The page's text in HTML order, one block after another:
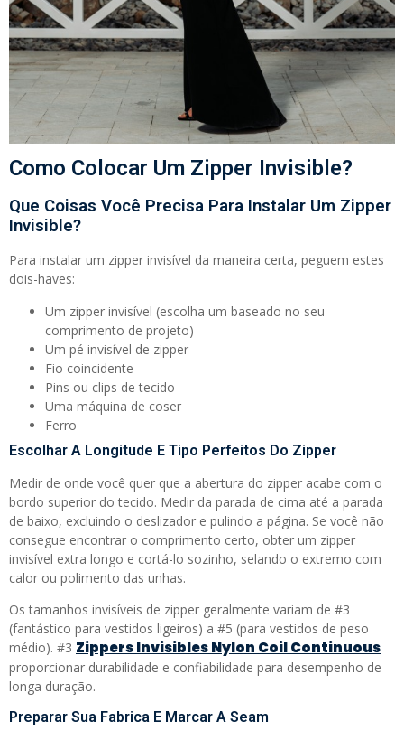
Como Colocar Um Zipper Invisible?
Que Coisas Você Precisa Para Instalar Um Zipper
Invisible?
Para instalar um zipper invisível da maneira certa, peguem estes
dois-haves:
Um zipper invisível (escolha um baseado no seu
comprimento de projeto)
Um pé invisível de zipper
Fio coincidente
Pins ou clips de tecido
Uma máquina de coser
Ferro
Escolhar A Longitude E Tipo Perfeitos Do Zipper
Medir de onde você quer que a abertura do zipper acabe com o
bordo superior do tecido. Medir da parada de cima até a parada
de baixo, excluindo o deslizador e pulindo a página. Se você não
consegue encontrar o comprimento certo, obter um zipper
invisível extra longo e cortá-lo sozinho, selando o extremo com
calor ou polimento das unhas.
Os tamanhos invisíveis de zipper geralmente variam de #3
(fantástico para vestidos ligeiros) a #5 (para vestidos de peso
médio). #3 Zippers Invisibles Nylon Coil Continuous
proporcionar durabilidade e confiabilidade para desempenho de
longa duração.
Preparar Sua Fabrica E Marcar A Seam